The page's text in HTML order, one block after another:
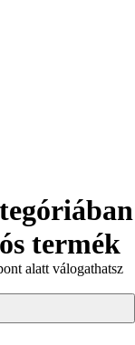
termék
alatt válogathatsz